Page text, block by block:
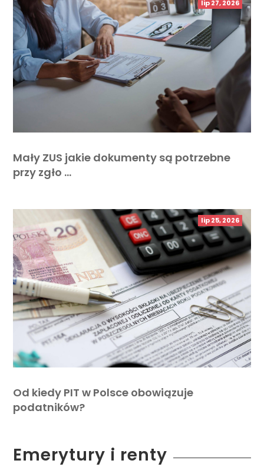
lip 27, 2026
Mały ZUS jakie dokumenty są potrzebne
przy zgło …
lip 25, 2026
Od kiedy PIT w Polsce obowiązuje
podatników?
Emerytury i renty